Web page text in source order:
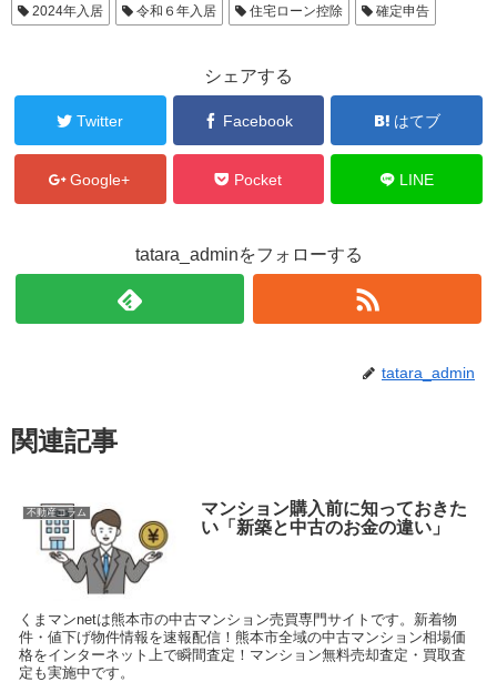
2024年入居 令和６年入居 住宅ローン控除 確定申告
シェアする
Twitter Facebook はてブ
Google+ Pocket LINE
tatara_adminをフォローする
tatara_admin
関連記事
不動産コラム
マンション購入前に知っておきた
い「新築と中古のお金の違い」
くまマンnetは熊本市の中古マンション売買専門サイトです。新着物
件・値下げ物件情報を速報配信！熊本市全域の中古マンション相場価
格をインターネット上で瞬間査定！マンション無料売却査定・買取査
定も実施中です。